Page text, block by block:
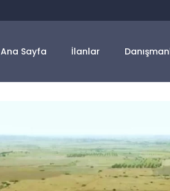
Ana Sayfa İlanlar